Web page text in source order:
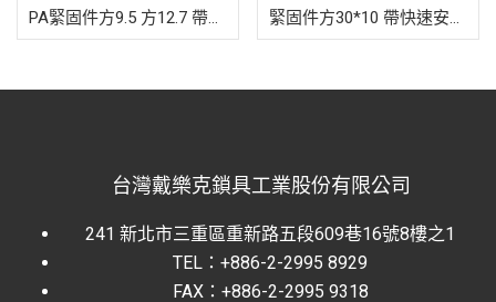
PA緊固件方9.5 方12.7 帶快速安裝裝置 緊固件方30*10 帶快速安裝裝置
台灣戴樂克鎖具工業股份有限公司
241 新北市三重區重新路五段609巷16號8樓之1
TEL：+886-2-2995 8929
FAX：+886-2-2995 9318